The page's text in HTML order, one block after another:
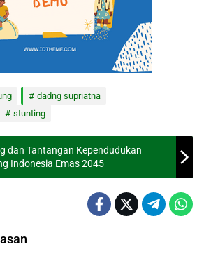
dadng supriatna
stunting
dan Tantangan Kependudukan
Indonesia Emas 2045